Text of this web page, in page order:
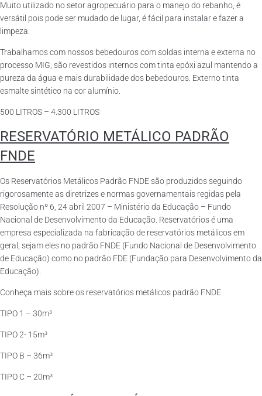
Muito utilizado no setor agropecuário para o manejo do rebanho, é
versátil pois pode ser mudado de lugar, é fácil para instalar e fazer a
limpeza.
Trabalhamos com nossos bebedouros com soldas interna e externa no
processo MIG, são revestidos internos com tinta epóxi azul mantendo a
pureza da água e mais durabilidade dos bebedouros. Externo tinta
esmalte sintético na cor alumínio.
500 LITROS – 4.300 LITROS
RESERVATÓRIO METÁLICO PADRÃO
FNDE
Os Reservatórios Metálicos Padrão FNDE são produzidos seguindo
rigorosamente as diretrizes e normas governamentais regidas pela
Resolução nº 6, 24 abril 2007 – Ministério da Educação – Fundo
Nacional de Desenvolvimento da Educação. Reservatórios é uma
empresa especializada na fabricação de reservatórios metálicos em
geral, sejam eles no padrão FNDE (Fundo Nacional de Desenvolvimento
de Educação) como no padrão FDE (Fundação para Desenvolvimento da
Educação).
Conheça mais sobre os reservatórios metálicos padrão FNDE.
TIPO 1 – 30m³
TIPO 2- 15m³
TIPO B – 36m³
TIPO C – 20m³